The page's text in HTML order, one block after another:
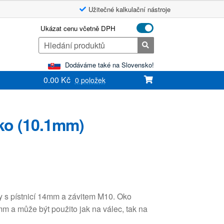
Užitečné kalkulační nástroje
Ukázat cenu včetně DPH
Search
for:
Dodáváme také na Slovensko!
0.00 Kč 0 položek
(10.1mm)
pístnicí 14mm a závitem M10. Oko
a může být použito jak na válec, tak na